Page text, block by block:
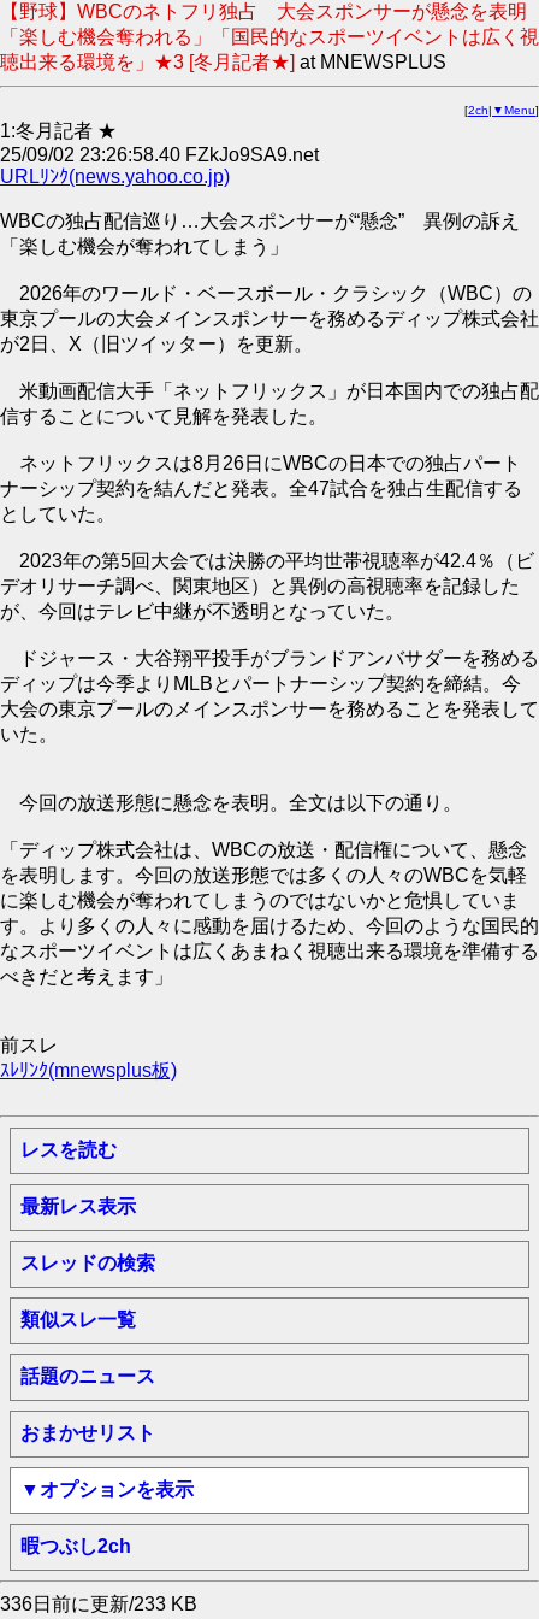
【野球】WBCのネトフリ独占 大会スポンサーが懸念を表明
「楽しむ機会奪われる」「国民的なスポーツイベントは広く視
聴出来る環境を」★3 [冬月記者★] at MNEWSPLUS
[2ch| ▼Menu]
1:冬月記者 ★
25/09/02 23:26:58.40 FZkJo9SA9.net
URLﾘﾝｸ(news.yahoo.co.jp)
WBCの独占配信巡り…大会スポンサーが“懸念” 異例の訴え
「楽しむ機会が奪われてしまう」
2026年のワールド・ベースボール・クラシック（WBC）の
東京プールの大会メインスポンサーを務めるディップ株式会社
が2日、X（旧ツイッター）を更新。
米動画配信大手「ネットフリックス」が日本国内での独占配
信することについて見解を発表した。
ネットフリックスは8月26日にWBCの日本での独占パート
ナーシップ契約を結んだと発表。全47試合を独占生配信する
としていた。
2023年の第5回大会では決勝の平均世帯視聴率が42.4％（ビ
デオリサーチ調べ、関東地区）と異例の高視聴率を記録した
が、今回はテレビ中継が不透明となっていた。
ドジャース・大谷翔平投手がブランドアンバサダーを務める
ディップは今季よりMLBとパートナーシップ契約を締結。今
大会の東京プールのメインスポンサーを務めることを発表して
いた。
今回の放送形態に懸念を表明。全文は以下の通り。
「ディップ株式会社は、WBCの放送・配信権について、懸念
を表明します。今回の放送形態では多くの人々のWBCを気軽
に楽しむ機会が奪われてしまうのではないかと危惧していま
す。より多くの人々に感動を届けるため、今回のような国民的
なスポーツイベントは広くあまねく視聴出来る環境を準備する
べきだと考えます」
前スレ
ｽﾚﾘﾝｸ(mnewsplus板)
レスを読む
最新レス表示
スレッドの検索
類似スレ一覧
話題のニュース
おまかせリスト
▼オプションを表示
暇つぶし2ch
336日前に更新/233 KB